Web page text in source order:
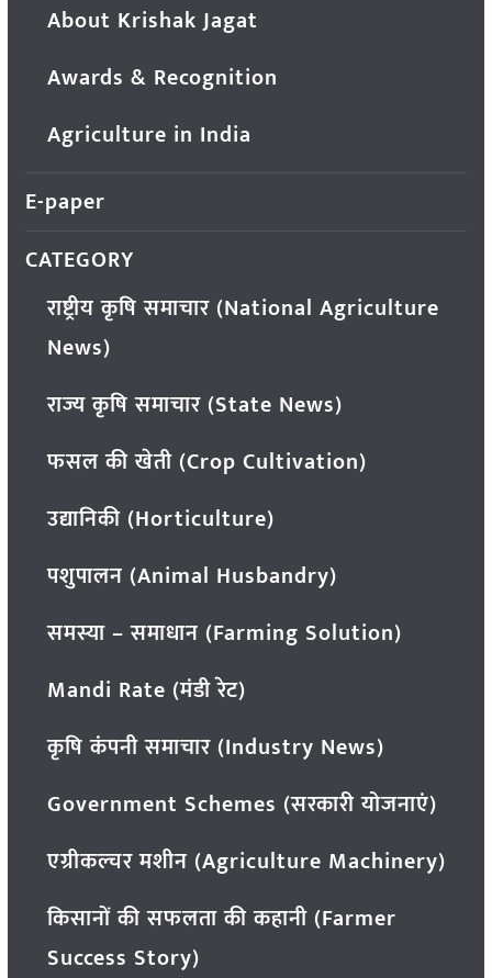
About Krishak Jagat
Awards & Recognition
Agriculture in India
E-paper
CATEGORY
राष्ट्रीय कृषि समाचार (National Agriculture
News)
राज्य कृषि समाचार (State News)
फसल की खेती (Crop Cultivation)
उद्यानिकी (Horticulture)
पशुपालन (Animal Husbandry)
समस्या – समाधान (Farming Solution)
Mandi Rate (मंडी रेट)
कृषि कंपनी समाचार (Industry News)
Government Schemes (सरकारी योजनाएं)
एग्रीकल्चर मशीन (Agriculture Machinery)
किसानों की सफलता की कहानी (Farmer
Success Story)